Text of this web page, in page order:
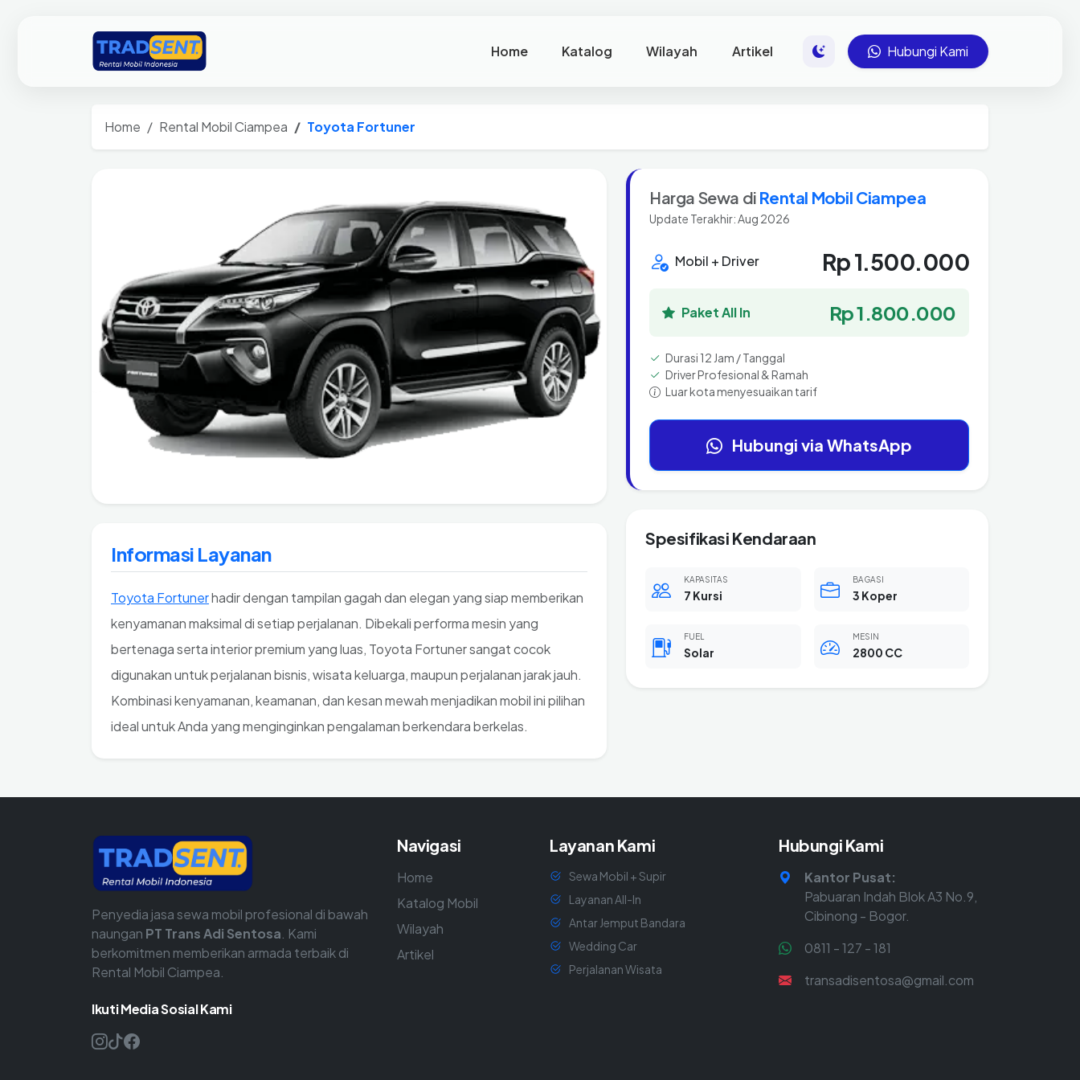
Home Katalog Wilayah Artikel Hubungi Kami
Home Rental Mobil Ciampea Toyota Fortuner
Informasi Layanan
Toyota Fortunerhadir dengan tampilan gagah dan elegan yang siap memberikan
kenyamanan maksimal di setiap perjalanan. Dibekali performa mesin yang
bertenaga serta interior premium yang luas, Toyota Fortuner sangat cocok
digunakan untuk perjalanan bisnis, wisata keluarga, maupun perjalanan jarak jauh.
Kombinasi kenyamanan, keamanan, dan kesan mewah menjadikan mobil ini pilihan
ideal untuk Anda yang menginginkan pengalaman berkendara berkelas.
Harga Sewa di Rental Mobil Ciampea
Update Terakhir: Aug 2026
Mobil + Driver Rp 1.500.000
Paket All In Rp 1.800.000
Durasi 12 Jam / Tanggal
Driver Profesional & Ramah
Luar kota menyesuaikan tarif
Hubungi via WhatsApp
Spesifikasi Kendaraan
KAPASITAS
7 Kursi
BAGASI
3 Koper
FUEL
Solar
MESIN
2800 CC
Penyedia jasa sewa mobil profesional di bawah
naungan PT Trans Adi Sentosa . Kami
berkomitmen memberikan armada terbaik di
Rental Mobil Ciampea.
Ikuti Media Sosial Kami
Navigasi
Home
Katalog Mobil
Wilayah
Artikel
Layanan Kami
Sewa Mobil + Supir
Layanan All-In
Antar Jemput Bandara
Wedding Car
Perjalanan Wisata
Hubungi Kami
Kantor Pusat:
Pabuaran Indah Blok A3 No.9,
Cibinong - Bogor.
0811 - 127 - 181
transadisentosa@gmail.com